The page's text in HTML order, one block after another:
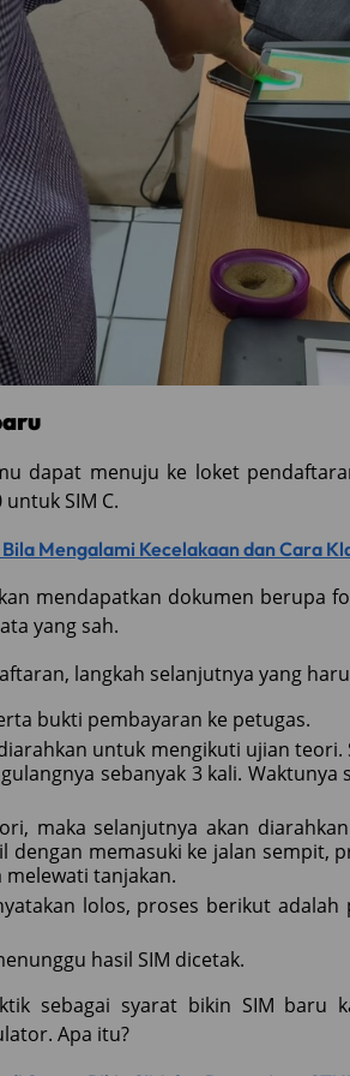
dapat menuju ke loket
SIM C.
Mengalami Kecelakaan dan Cara
mendapatkan dokumen berupa
yang sah.
langkah selanjutnya yang
bukti pembayaran ke petugas.
untuk mengikuti ujian
sebanyak 3 kali.
maka selanjutnya akan
dengan memasuki ke jalan sempit,
melewati tanjakan.
lolos, proses berikut
hasil SIM dicetak.
sebagai syarat bikin SIM baru
Apa itu?